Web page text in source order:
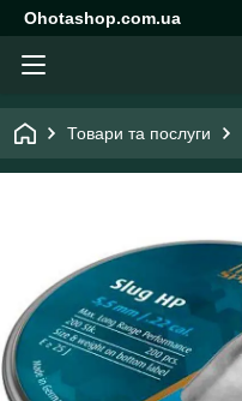
Ohotashop.com.ua
Товари та послуги